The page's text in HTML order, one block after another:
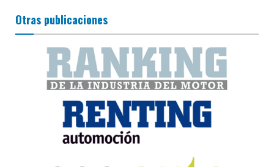
Otras publicaciones